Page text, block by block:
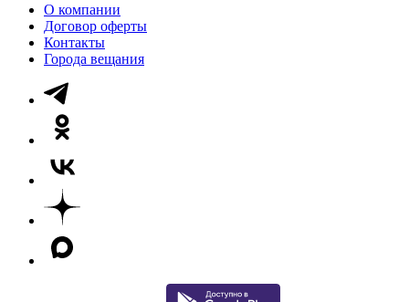
О компании
Договор оферты
Контакты
Города вещания